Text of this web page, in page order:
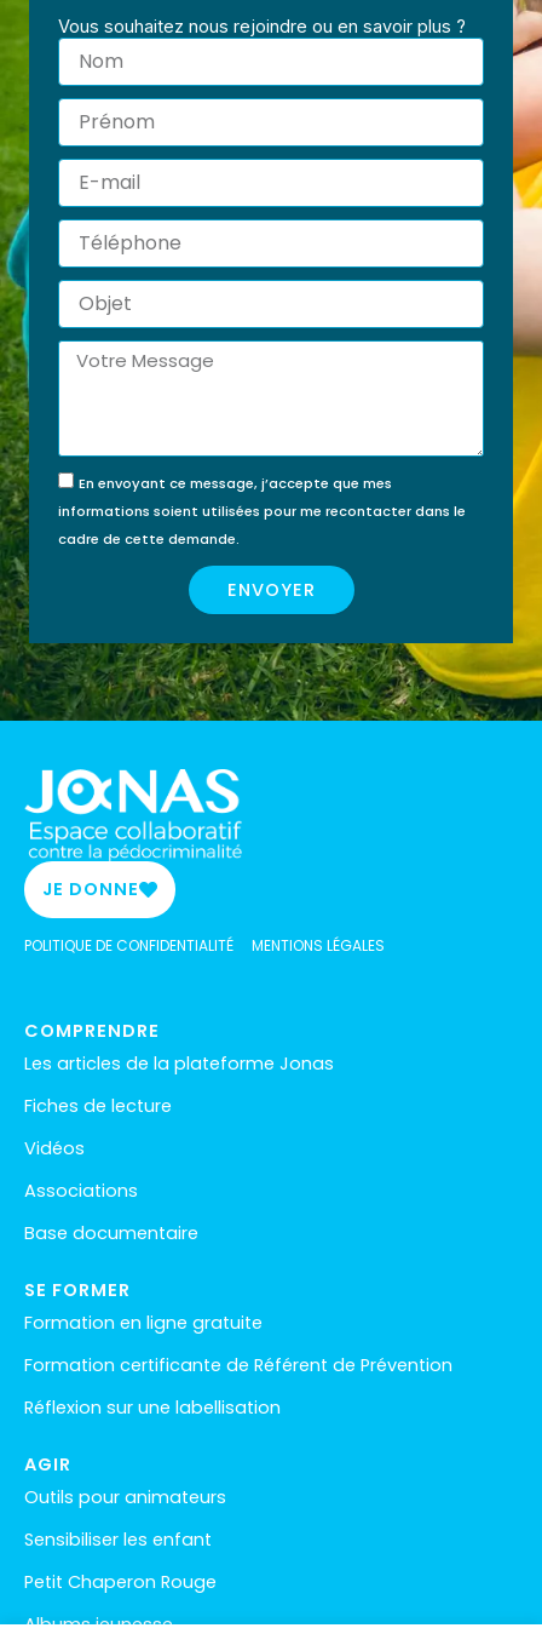
Vous souhaitez nous rejoindre ou en savoir plus ?
Nom
Prénom
E-
mail
Téléphone
Objet
Message
En envoyant ce message, j’accepte que mes
informations soient utilisées pour me recontacter dans le
cadre de cette demande.
ENVOYER
JE DONNE
POLITIQUE DE CONFIDENTIALITÉ MENTIONS LÉGALES
COMPRENDRE
Les articles de la plateforme Jonas
Fiches de lecture
Vidéos
Associations
Base documentaire
SE FORMER
Formation en ligne gratuite
Formation certificante de Référent de Prévention
Réflexion sur une labellisation
AGIR
Outils pour animateurs
Sensibiliser les enfant
Petit Chaperon Rouge